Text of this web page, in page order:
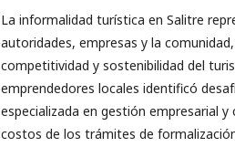
La informalidad turística en Salitre
autoridades, empresas y la
competitividad y sostenibilidad del
emprendedores locales identificó
especializada en gestión empresarial
costos de los trámites de